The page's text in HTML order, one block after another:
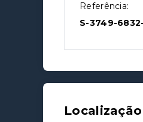
Referência:
S-3749-
Localização